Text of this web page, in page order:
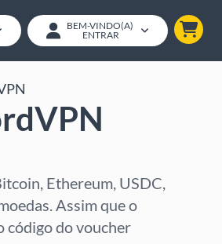
BEM-VINDO(A)
ENTRAR
Ethereum, USDC,
Assim que o
código do voucher